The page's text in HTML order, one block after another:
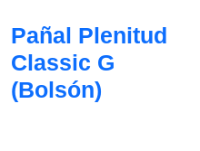
Pañal Plenitud
Classic G
(Bolsón)